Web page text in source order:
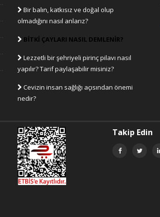
Bir balın, katkısız ve doğal olup
olmadığını nasıl anlarız?
BİTKİ ÇAYLARI NASIL DEMLENİR?
Lezzetli bir şehriyeli pirinç pilavı nasıl
yapılır? Tarif paylaşabilir misiniz?
Cevizin insan sağlığı açısından önemi
nedir?
Takip Edin